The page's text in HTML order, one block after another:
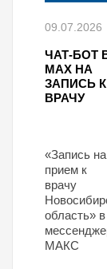
09.07.2026
ЧАТ-БОТ
МАХ НА
ЗАПИСЬ К
ВРАЧУ
«Запись на
прием к
врачу
область» в
МАКС